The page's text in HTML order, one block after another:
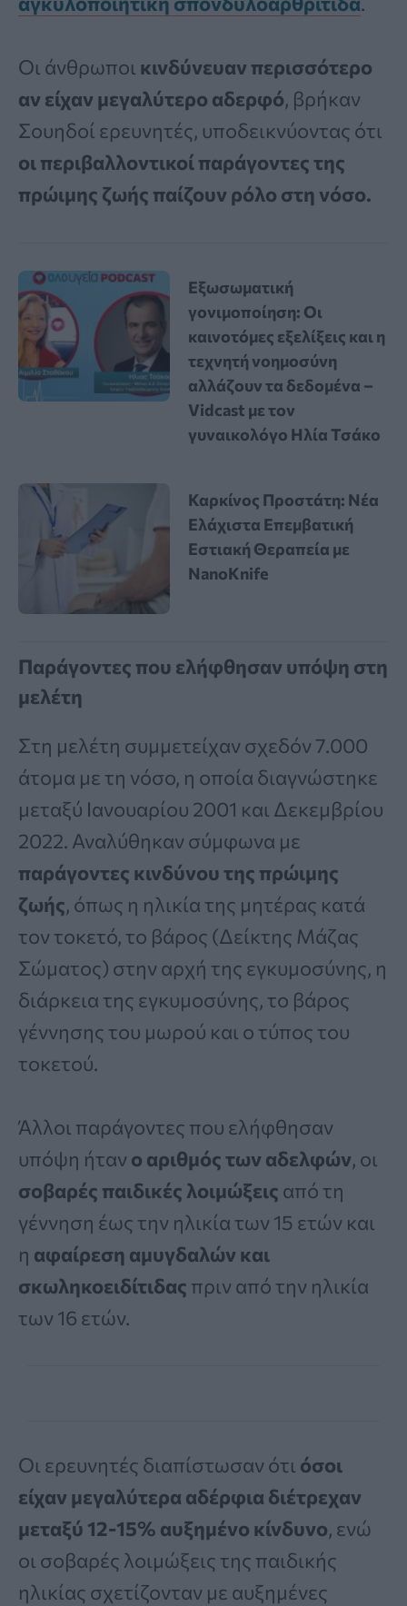
Οι άνθρωποι κινδύνευαν περισσότερο
αν είχαν μεγαλύτερο αδερφό, βρήκαν
Σουηδοί ερευνητές, υποδεικνύοντας ότι
οι περιβαλλοντικοί παράγοντες της
πρώιμης ζωής παίζουν ρόλο στη νόσο.
Εξωσωματική
γονιμοποίηση: Οι
καινοτόμες εξελίξεις και η
τεχνητή νοημοσύνη
αλλάζουν τα δεδομένα –
Vidcast με τον
γυναικολόγο Ηλία Τσάκο
Καρκίνος Προστάτη: Νέα
Ελάχιστα Επεμβατική
Εστιακή Θεραπεία με
NanoKnife
Παράγοντες που ελήφθησαν υπόψη στη
μελέτη
Στη μελέτη συμμετείχαν σχεδόν 7.000
άτομα με τη νόσο, η οποία διαγνώστηκε
μεταξύ Ιανουαρίου 2001 και Δεκεμβρίου
2022. Αναλύθηκαν σύμφωνα με
παράγοντες κινδύνου της πρώιμης
ζωής, όπως η ηλικία της μητέρας κατά
τον τοκετό, το βάρος (Δείκτης Μάζας
Σώματος) στην αρχή της εγκυμοσύνης, η
διάρκεια της εγκυμοσύνης, το βάρος
γέννησης του μωρού και ο τύπος του
τοκετού.
Άλλοι παράγοντες που ελήφθησαν
υπόψη ήταν ο αριθμός των αδελφών, οι
σοβαρές παιδικές λοιμώξεις από τη
γέννηση έως την ηλικία των 15 ετών και
η αφαίρεση αμυγδαλών και
σκωληκοειδίτιδας πριν από την ηλικία
των 16 ετών.
Οι ερευνητές διαπίστωσαν ότι όσοι
είχαν μεγαλύτερα αδέρφια διέτρεχαν
μεταξύ 12-15% αυξημένο κίνδυνο, ενώ
οι σοβαρές λοιμώξεις της παιδικής
ηλικίας σχετίζονταν με αυξημένες